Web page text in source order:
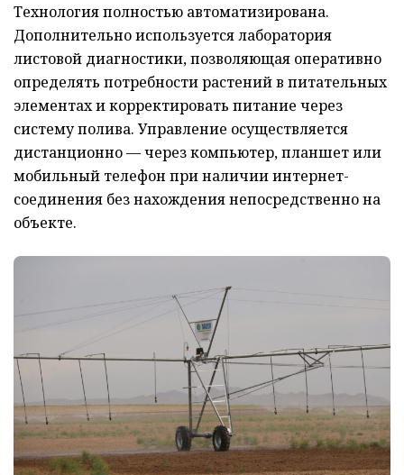
Технология полностью автоматизирована.
Дополнительно используется лаборатория
листовой диагностики, позволяющая оперативно
определять потребности растений в питательных
элементах и корректировать питание через
систему полива. Управление осуществляется
дистанционно — через компьютер, планшет или
мобильный телефон при наличии интернет-
соединения без нахождения непосредственно на
объекте.